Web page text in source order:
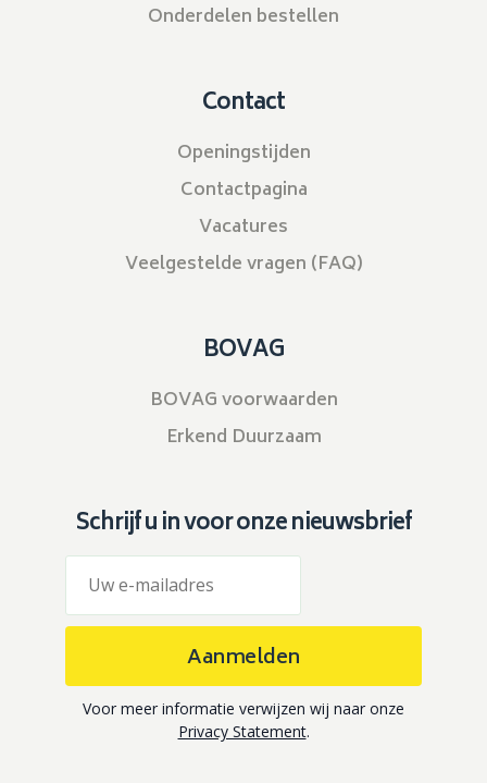
Onderdelen bestellen
Contact
Openingstijden
Contactpagina
Vacatures
Veelgestelde vragen (FAQ)
BOVAG
BOVAG voorwaarden
Erkend Duurzaam
Schrijf u in voor onze nieuwsbrief
Aanmelden
Voor meer informatie verwijzen wij naar onze
Privacy Statement.